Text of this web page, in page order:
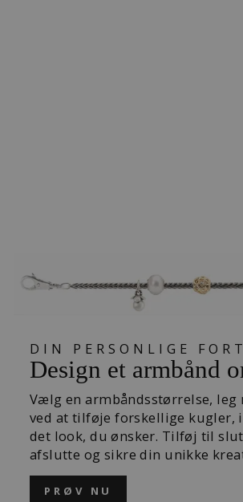
DIN PERSONLIGE
Design et armbånd
Vælg en armbåndsstørrelse, leg
ved at tilføje forskellige kugler,
det look, du ønsker. Tilføj til
afslutte og sikre din unikke
PRØV NU